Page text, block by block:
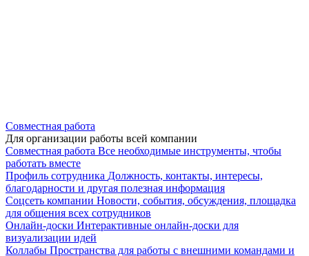
Совместная работа
Для организации работы всей компании
Совместная работа Все необходимые инструменты, чтобы
работать вместе
Профиль сотрудника Должность, контакты, интересы,
благодарности и другая полезная информация
Соцсеть компании Новости, события, обсуждения, площадка
для общения всех сотрудников
Онлайн-доски Интерактивные онлайн-доски для
визуализации идей
Коллабы Пространства для работы с внешними командами и